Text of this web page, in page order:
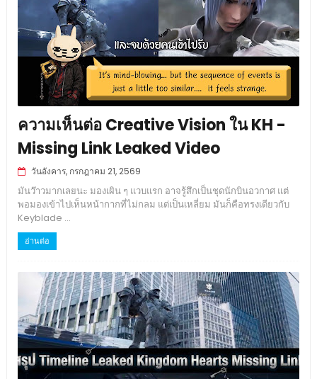
ความเห็นต่อ Creative Vision ใน KH -
Missing Link Leaked Video
วันอังคาร, กรกฎาคม 21, 2569
มันว๊าวมากเลยนะ มองเผิน ๆ แวบแรก อาจรู้สึกเป็นชุดนักบินอวกาศ แต่
พอมองเข้าไปเห็นหน้ากากที่ไม่กลม แต่เป็นเหลี่ยม มันก็คือทรงเดียวกับ
Keyblade ...
อ่านต่อ